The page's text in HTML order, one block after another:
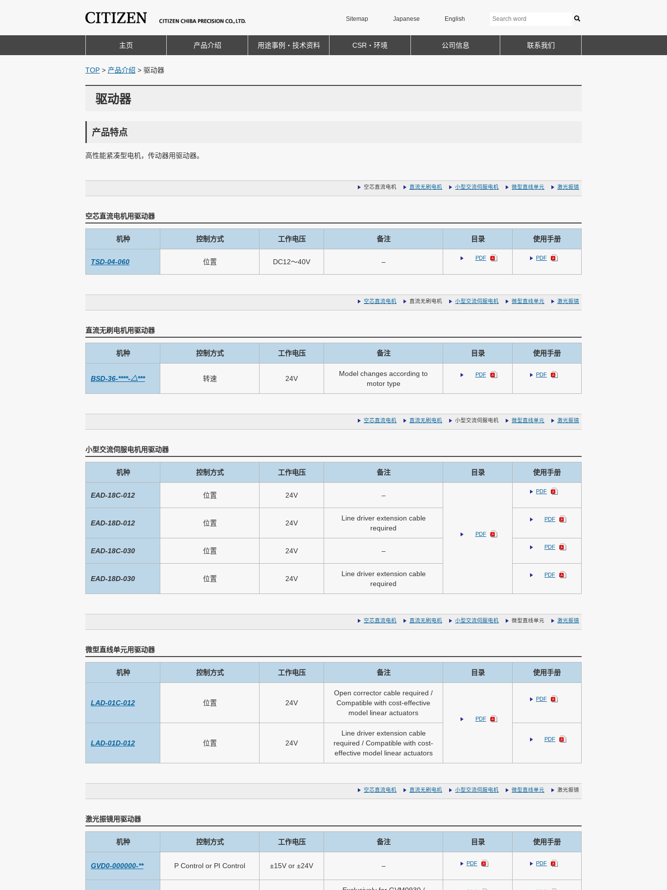
Sitemap Japanese English
主页 产品介绍 用途事例・技术资料 CSR・环境 公司信息 联系我们
TOP > 产品介绍 > 驱动器
驱动器
产品特点
高性能紧凑型电机，传动器用驱动器。
空芯直流电机 直流无刷电机 小型交流伺服电机 微型直线单元 激光振镜
空芯直流电机用驱动器
机种 控制方式 工作电压 备注 目录 使用手册
TSD-04-060 位置 DC12～40V – PDF PDF
空芯直流电机 直流无刷电机 小型交流伺服电机 微型直线单元 激光振镜
直流无刷电机用驱动器
机种 控制方式 工作电压 备注 目录 使用手册
BSD-36-****-△*** 转速 24V
Model changes according to
motor type
PDF PDF
空芯直流电机 直流无刷电机 小型交流伺服电机 微型直线单元 激光振镜
小型交流伺服电机用驱动器
机种 控制方式 工作电压 备注 目录 使用手册
EAD-18C-012 位置 24V –
PDF
PDF
EAD-18D-012 位置 24V
Line driver extension cable
required
PDF
EAD-18C-030 位置 24V – PDF
EAD-18D-030 位置 24V
Line driver extension cable
required
PDF
空芯直流电机 直流无刷电机 小型交流伺服电机 微型直线单元 激光振镜
微型直线单元用驱动器
机种 控制方式 工作电压 备注 目录 使用手册
LAD-01C-012 位置 24V
Open corrector cable required /
Compatible with cost-effective
model linear actuators
PDF
PDF
LAD-01D-012 位置 24V
Line driver extension cable
required / Compatible with cost-
effective model linear actuators
PDF
空芯直流电机 直流无刷电机 小型交流伺服电机 微型直线单元 激光振镜
激光振镜用驱动器
机种 控制方式 工作电压 备注 目录 使用手册
GVD0-000000-** P Control or PI Control ±15V or ±24V – PDF PDF